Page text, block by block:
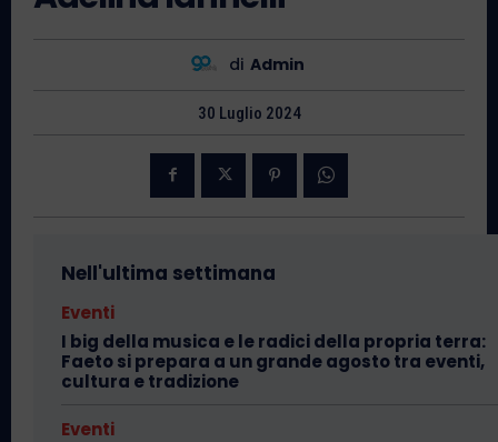
di Admin
30 Luglio 2024
Nell'ultima settimana
Eventi
I big della musica e le radici della propria terra:
Faeto si prepara a un grande agosto tra eventi,
cultura e tradizione
Eventi